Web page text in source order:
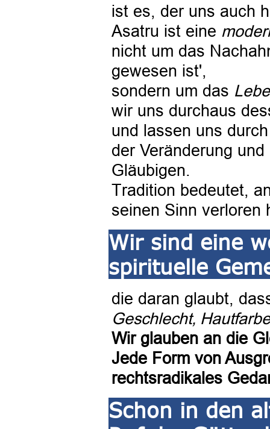
ist es, der uns auch
Asatru ist eine
nicht um das
gewesen ist',
sondern um das
wir uns durchaus
und lassen uns
der Veränderung
Gläubigen.
Tradition bedeutet,
seinen Sinn verloren
Wir sind eine
spirituelle
die daran glaubt,
Geschlecht,
Wir glauben an die
Jede Form von
rechtsradikales
Schon in den